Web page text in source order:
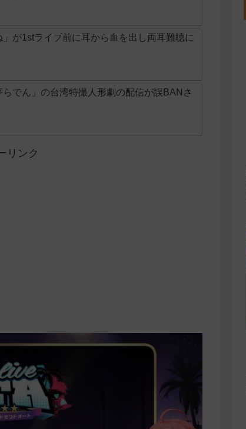
」が1stライブ前に耳から血を出し両耳難聴に
らでん」の台湾特撮人形劇の配信が誤BANさ
リンク